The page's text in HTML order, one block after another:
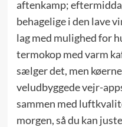
aftenkamp;
behagelige i den lave
lag med mulighed for
termokop med varm
sælger det, men
veludbyggede vejr-
sammen med
morgen, så du kan